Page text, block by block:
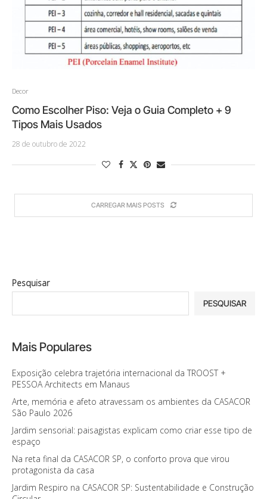
Decor
Como Escolher Piso: Veja o Guia Completo + 9
Tipos Mais Usados
28 de outubro de 2022
CARREGAR MAIS POSTS
Pesquisar
PESQUISAR
Mais Populares
Exposição celebra trajetória internacional da TROOST +
PESSOA Architects em Manaus
Arte, memória e afeto atravessam os ambientes da CASACOR
São Paulo 2026
Jardim sensorial: paisagistas explicam como criar esse tipo de
espaço
Na reta final da CASACOR SP, o conforto prova que virou
protagonista da casa
Jardim Respiro na CASACOR SP: Sustentabilidade e Construção